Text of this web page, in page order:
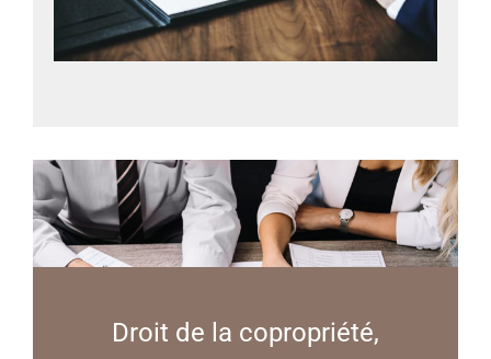
Droit de la copropriété,